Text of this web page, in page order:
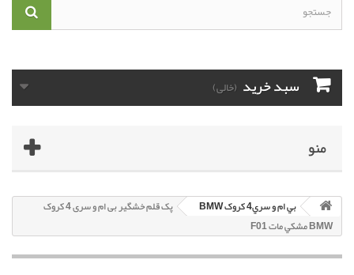
سبد خرید (خالی)
منو
بي ام و سري4 کروک BMW
پک قلم خشگير بی ام و سری 4 کروک
BMW مشکي مات F01